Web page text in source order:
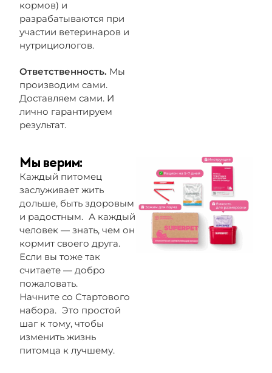
кормов) и
разрабатываются при
участии ветеринаров и
нутрициологов.
Ответственность. Мы
производим сами.
Доставляем сами. И
лично гарантируем
результат.
Мы верим:
Каждый питомец
заслуживает жить
дольше, быть здоровым
и радостным. А каждый
человек — знать, чем он
кормит своего друга.
Если вы тоже так
считаете — добро
пожаловать.
Начните со Стартового
набора. Это простой
шаг к тому, чтобы
изменить жизнь
питомца к лучшему.